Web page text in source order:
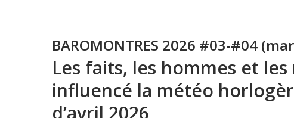
BAROMONTRES 2026 #03-#04
Les faits, les hommes et
influencé la météo
d’avril 2026